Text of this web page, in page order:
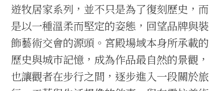
遊牧居家系列，並不只是為了復刻歷史，而
是以一種溫柔而堅定的姿態，回望品牌與裝
飾藝術交會的源頭。宮殿場域本身所承載的
歷史與城市記憶，成為作品最自然的景觀，
也讓觀者在步行之間，逐步進入一段關於旅